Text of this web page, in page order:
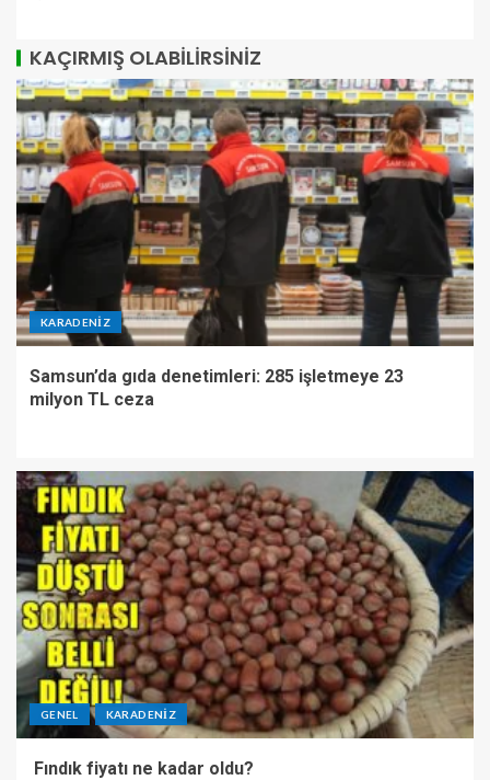
KAÇIRMIŞ OLABILIRSINIZ
KARADENIZ
Samsun’da gıda denetimleri: 285 işletmeye 23
milyon TL ceza
GENEL KARADENIZ
Fındık fiyatı ne kadar oldu?